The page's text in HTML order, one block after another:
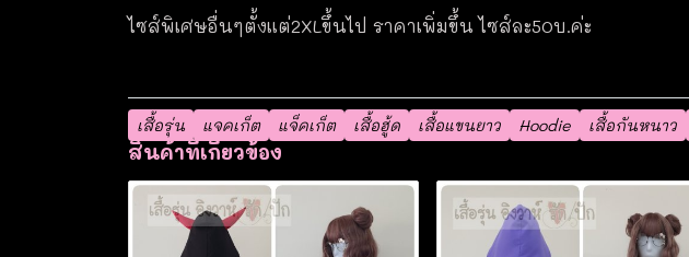
ไซส์พิเศษอื่นๆตั้งแต่2XLขึ้นไป ราคาเพิ่มขึ้น ไซส์ละ50บ.ค่ะ
เสื้อรุ่น แจคเก็ต แจ็คเก็ต เสื้อฮู้ด เสื้อแขนยาว Hoodie เสื้อกันหนาว
สินค้าที่เกี่ยวข้อง